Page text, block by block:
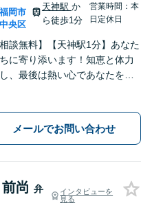
福岡市
央区
天神駅 か
ら徒歩1分
営業時間：本
日定休日
相談無料】【天神駅1分】あなた
に寄り添います！知恵と体力
、最後は熱い心であなたをサ
覚で気軽にご相談ください。
・休日相談可】
メールでお問い合わせ
尚 弁
インタビューを
見る